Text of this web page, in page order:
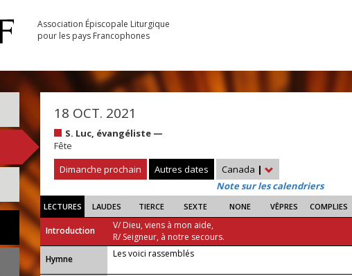
Association Épiscopale Liturgique
pour les pays Francophones
18 OCT. 2021
S. Luc, évangéliste —
Fête
Dimanche prochain
Autres dates Canada |
Note sur les calendriers
LECTURES LAUDES TIERCE SEXTE NONE VÊPRES COMPLIES
Introduction
V/ Dieu, viens à mon aide,
R/ Seigneur, à notre secours.
...
Hymne Les voici rassemblés